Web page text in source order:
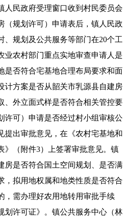
民政府受理窗口收到村民委员会
（规划许可）申请表后，镇人民政
、规划及公共服务等部门在20个工
业农村部门重点实地审查申请人是
是否符合宅基地合理布局要求和面
计方案是否从韶关市乳源县自建房
、外立面式样是否符合相关管控要
许可）申请是否经过村小组审核公
提出审批意见，在《农村宅基地和
》（附件3）上签署审批意见。镇
房是否符合国土空间规划、是否满
，拟用地权属和地类性质是否符合
，需办理好农用地转用审批手续
划许可证》。镇公共服务中心（林